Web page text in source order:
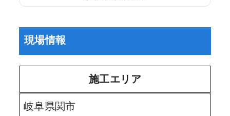
現場情報
施工エリア
岐阜県関市